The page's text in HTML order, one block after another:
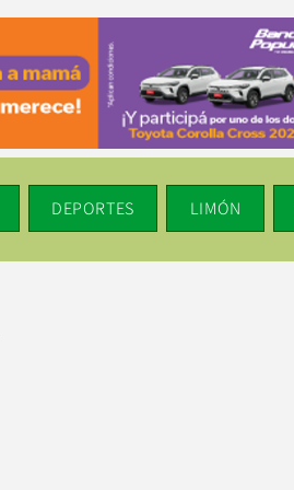
DEPORTES LIMÓN